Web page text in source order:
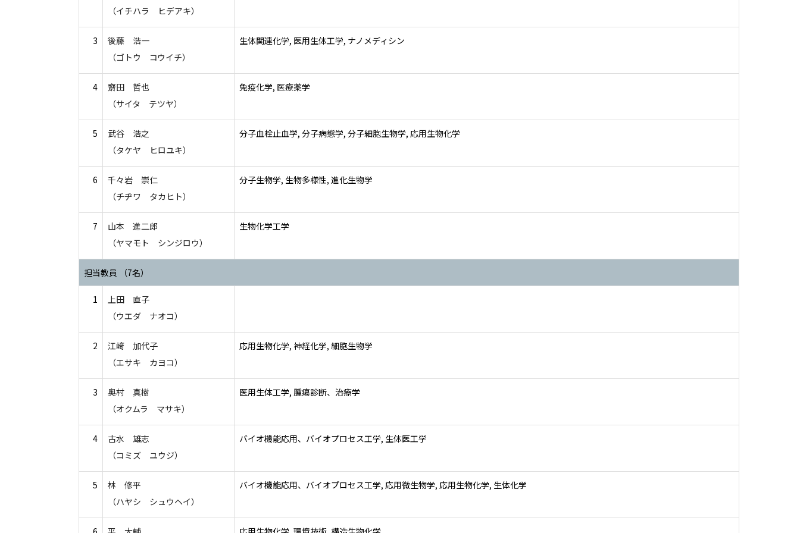
（イチハラ ヒデアキ）
3
後藤 浩一
（ゴトウ コウイチ）
生体関連化学, 医用生体工学, ナノメディシン
4
齋田 哲也
（サイタ テツヤ）
免疫化学, 医療薬学
5
武谷 浩之
（タケヤ ヒロユキ）
分子血栓止血学, 分子病態学, 分子細胞生物学, 応用生物化学
6
千々岩 崇仁
（チヂワ タカヒト）
分子生物学, 生物多様性, 進化生物学
7
山本 進二郎
（ヤマモト シンジロウ）
生物化学工学
担当教員 （7名）
1
上田 直子
（ウエダ ナオコ）
2
江﨑 加代子
（エサキ カヨコ）
応用生物化学, 神経化学, 細胞生物学
3
奥村 真樹
（オクムラ マサキ）
医用生体工学, 腫瘍診断、治療学
4
古水 雄志
（コミズ ユウジ）
バイオ機能応用、バイオプロセス工学, 生体医工学
5
林 修平
（ハヤシ シュウヘイ）
バイオ機能応用、バイオプロセス工学, 応用微生物学, 応用生物化学, 生体化学